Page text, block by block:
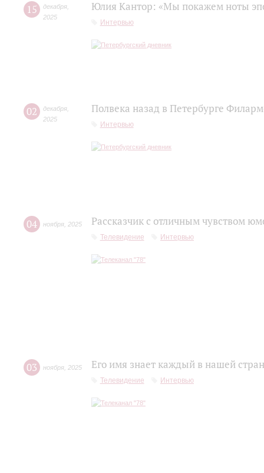
15 декабря
2025
Юлия Кантор: «Мы покажем ноты
Интервью
02 декабря
2025
Полвека назад в Петербурге
Интервью
04 ноября 2025 Рассказчик с отличным чувством
Телевидение Интервью
03 ноября 2025 Его имя знает каждый в нашей
Телевидение Интервью